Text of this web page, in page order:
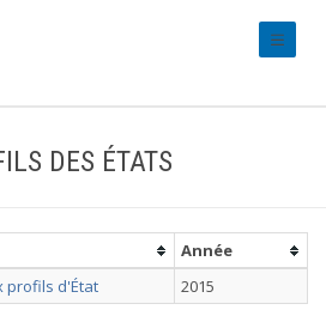
DES ÉTATS
Année
profils d'État
2015